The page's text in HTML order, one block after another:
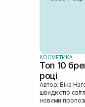
КОСМЕТИКА
Топ 10
році
Автор: Віка Нагорна У сучасному світі, де
швидкістю
новими